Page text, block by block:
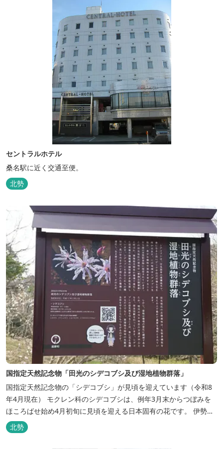
セントラルホテル
桑名駅に近く交通至便。
北勢
国指定天然記念物「田光のシデコブシ及び湿地植物群落」
国指定天然記念物の「シデコブシ」が見頃を迎えています（令和8
年4月現在） モクレン科のシデコブシは、例年3月末からつぼみを
ほころばせ始め4月初旬に見頃を迎える日本固有の花です。 伊勢湾
周辺の狭い範囲に自生するシデコブシは、三重県内ではいなべ市、
菰野町、四日市市などの北勢地方に見られ これらの自生地は日本に
おけるシデコブシ天然分布の西の端にあたります。 約500万年前に
北勢